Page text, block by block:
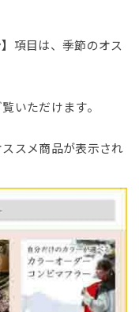
項目は、季節のオス
いただけます。
スメ商品が表示され